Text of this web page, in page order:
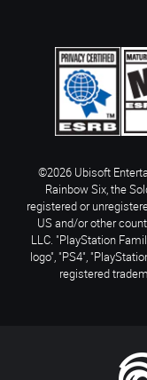
©2026 Ubisoft
Rainbow Six, the
registered or
US and/or other
LLC. "PlayStation
logo", "PS4",
registered